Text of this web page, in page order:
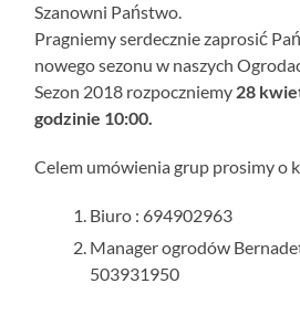
Szanowni Państwo.
Pragniemy serdecznie zaprosić
nowego sezonu w naszych
Sezon 2018 rozpoczniemy 28
godzinie 10:00.
Celem umówienia grup prosimy o
Biuro : 694902963
Manager ogrodów
503931950